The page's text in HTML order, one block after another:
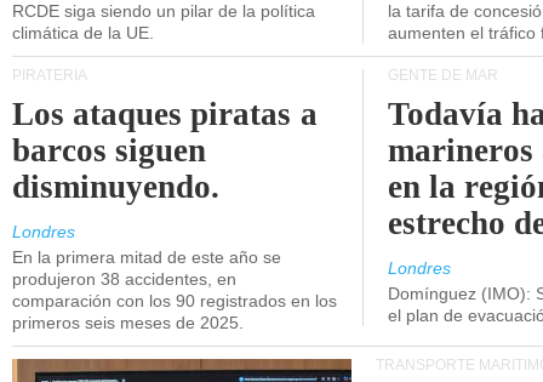
RCDE siga siendo un pilar de la política
climática de la UE.
la tarifa de
aumenten el tráfico
PIRATERÍA
Los ataques piratas a
barcos siguen
disminuyendo.
Londres
En la primera mitad de este año se
produjeron 38 accidentes, en
comparación con los 90 registrados en los
primeros seis meses de 2025.
GENTE DE MAR
Todavía
marineros
en la
estrecho
Londres
Domínguez (IMO):
el plan de
TRANSPORTE